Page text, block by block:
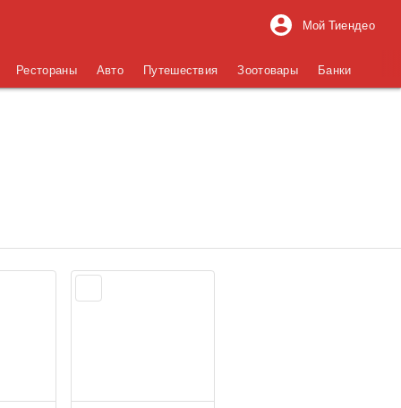
Мой Тиендео
Рестораны Авто Путешествия Зоотовары Банки